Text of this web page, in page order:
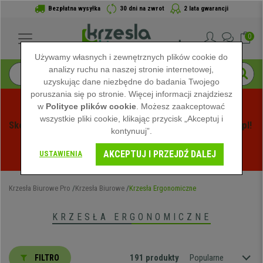
Bezpłatna wysyłka 30 dni na zwrot 2 lata gwarancji
0
Skorzystaj z Letnich Wyprzedaży na Krzeslabiurowepro.pl!
Zobacz oferty -
Krzesła Biurowe Pro Krzesła Biurowe Krzesła Ergonomiczne
KRZESŁA ERGONOMICZNE
FILTRO 191 produkty Popularne
Używamy własnych i zewnętrznych plików cookie do
analizy ruchu na naszej stronie internetowej,
uzyskując dane niezbędne do badania Twojego
poruszania się po stronie. Więcej informacji znajdziesz
w Polityce plików cookie . Możesz zaakceptować
wszystkie pliki cookie, klikając przycisk „Akceptuj i
kontynuuj”.
USTAWIENIA AKCEPTUJ I PRZEJDŹ DALEJ